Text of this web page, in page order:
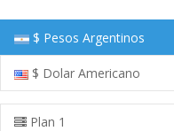
$ Pesos Argentinos
$ Dolar Americano
Plan 1